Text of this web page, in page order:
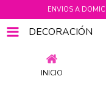
ENVIOS A
DECORACIÓN
INICIO